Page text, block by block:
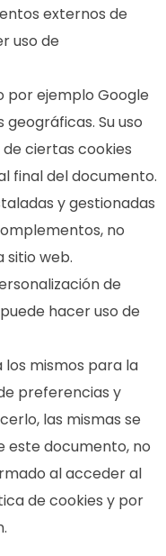
externos de
uso de
por ejemplo Google
Su uso
ciertas cookies
final del documento.
y gestionadas
no
sitio web.
de
hacer uso de
los mismos para la
preferencias y
las mismas se
este documento, no
al acceder al
de cookies y por